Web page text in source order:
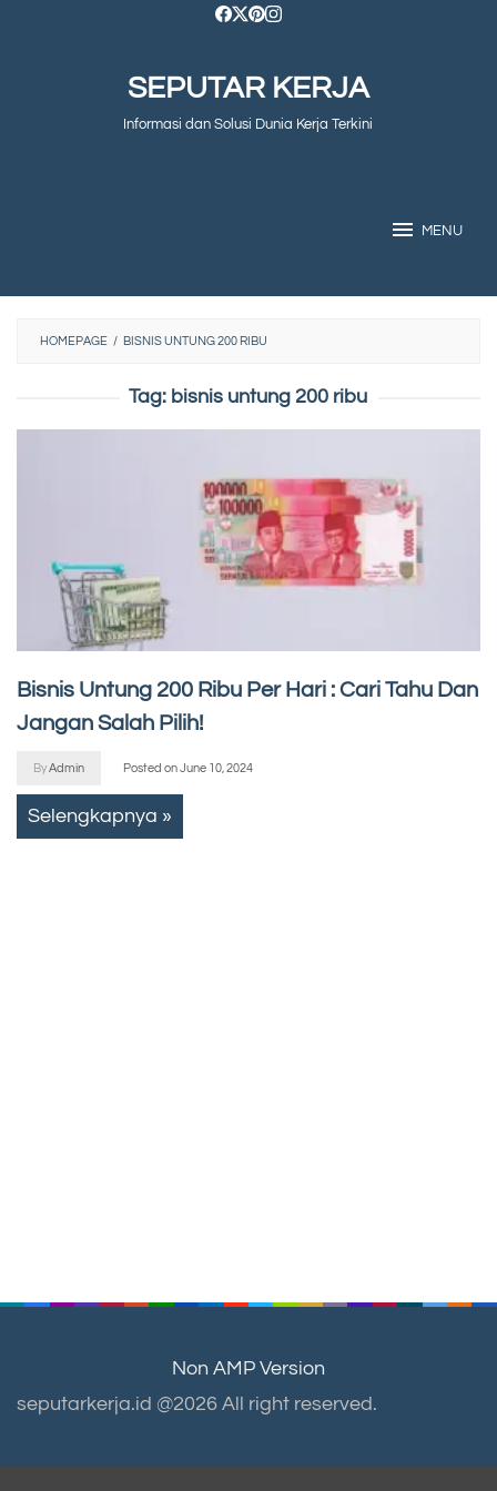
SEPUTAR KERJA
Informasi dan Solusi Dunia Kerja Terkini
MENU
HOMEPAGE / BISNIS UNTUNG 200 RIBU
Tag: bisnis untung 200 ribu
Bisnis Untung 200 Ribu Per Hari : Cari Tahu Dan
Jangan Salah Pilih!
ByAdmin Posted onJune 10, 2024
Selengkapnya »
Non AMP Version
seputarkerja.id @2026 All right reserved.